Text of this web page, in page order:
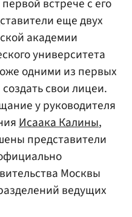
встрече с его
еще двух
академии
университета
одними из первых
свои лицеи.
у руководителя
Исаака Калины,
представители
Москвы
ведущих